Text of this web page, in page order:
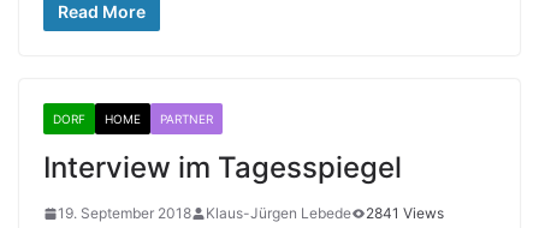
Read More
DORF HOME PARTNER
Interview im Tagesspiegel
19. September 2018 Klaus-Jürgen Lebede
2841 Views